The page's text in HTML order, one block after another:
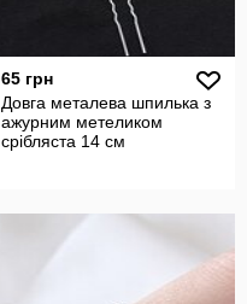
65 грн
Довга металева шпилька з
ажурним метеликом
срібляста 14 см